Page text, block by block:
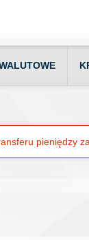
pieniędzy